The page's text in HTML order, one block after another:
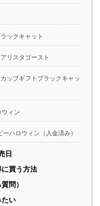
ックキャット
リスタゴースト
ップギフトブラックキャッ
ィン
ハロウィン（入金済み）
日
買う方法
問）
たい